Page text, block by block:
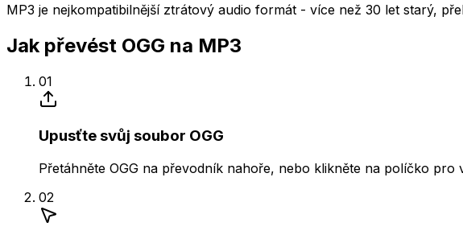
MP3 je nejkompatibilnější ztrátový audio formát - více než 30 let starý,
Jak převést OGG na MP3
01
Upusťte svůj soubor OGG
Přetáhněte OGG na převodník nahoře, nebo klikněte na políčko pro
02